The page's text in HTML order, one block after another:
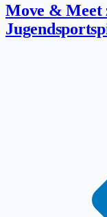
Move & Meet